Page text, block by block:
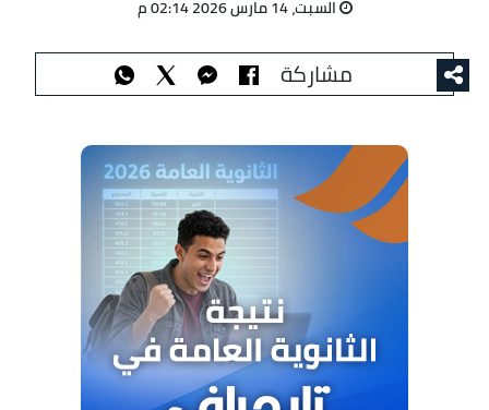
السبت، 14 مارس 2026 02:14 م
مشاركة